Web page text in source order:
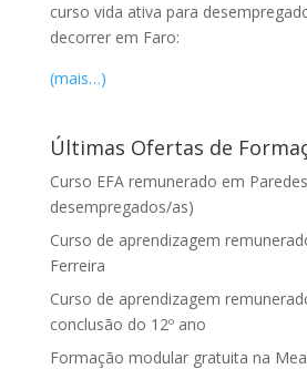
curso vida ativa para
decorrer em Faro:
(mais…)
Últimas Ofertas de
Curso EFA remunerado em
desempregados/as)
Curso de aprendizagem
Ferreira
Curso de aprendizagem
conclusão do 12º ano
Formação modular gratuita na